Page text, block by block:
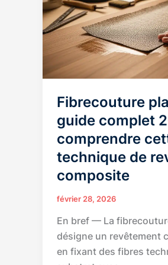
efficaces
contre
le
bruit
Fibrecouture
guide complet
comprendre
technique de
composite
février 28, 2026
En bref — La
désigne un revêtement
en fixant des fibres